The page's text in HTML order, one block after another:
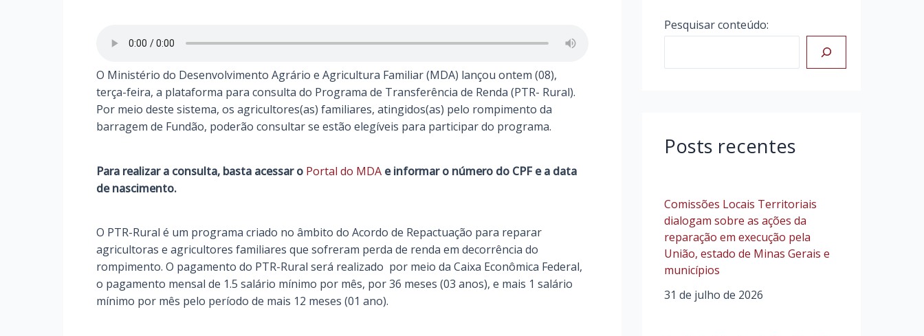
O Ministério do Desenvolvimento Agrário e Agricultura Familiar (MDA) lançou ontem (08),
terça-feira, a plataforma para consulta do Programa de Transferência de Renda (PTR- Rural).
Por meio deste sistema, os agricultores(as) familiares, atingidos(as) pelo rompimento da
barragem de Fundão, poderão consultar se estão elegíveis para participar do programa.
Para realizar a consulta, basta acessar o Portal do MDA e informar o número do CPF e a data
de nascimento.
O PTR-Rural é um programa criado no âmbito do Acordo de Repactuação para reparar
agricultoras e agricultores familiares que sofreram perda de renda em decorrência do
rompimento. O pagamento do PTR-Rural será realizado por meio da Caixa Econômica Federal,
o pagamento mensal de 1.5 salário mínimo por mês, por 36 meses (03 anos), e mais 1 salário
mínimo por mês pelo período de mais 12 meses (01 ano).
Pesquisar conteúdo:
Posts recentes
Comissões Locais Territoriais
dialogam sobre as ações da
reparação em execução pela
União, estado de Minas Gerais e
municípios
31 de julho de 2026